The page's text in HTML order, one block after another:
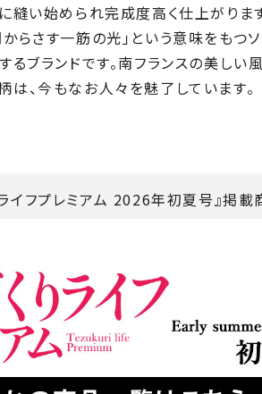
縫い始められ完成度高く仕上がりま
らさす一筋の光」という意味をもつ
るブランドです。南フランスの美し
、今もなお人々を魅了しています。
イフプレミアム 2026年初夏号』掲載